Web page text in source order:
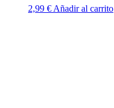
2,99 € Añadir al carrito